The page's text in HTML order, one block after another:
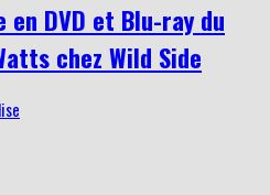
en DVD et Blu-ray du
chez Wild Side